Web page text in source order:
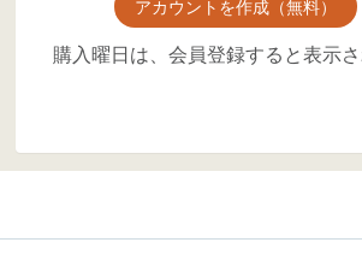
アカウントを作成（無料）
購入曜日は、会員登録すると表示